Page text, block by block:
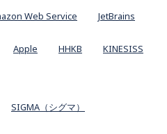
Web Service JetBrains
Apple HHKB KINESISS
SIGMA（シグマ）